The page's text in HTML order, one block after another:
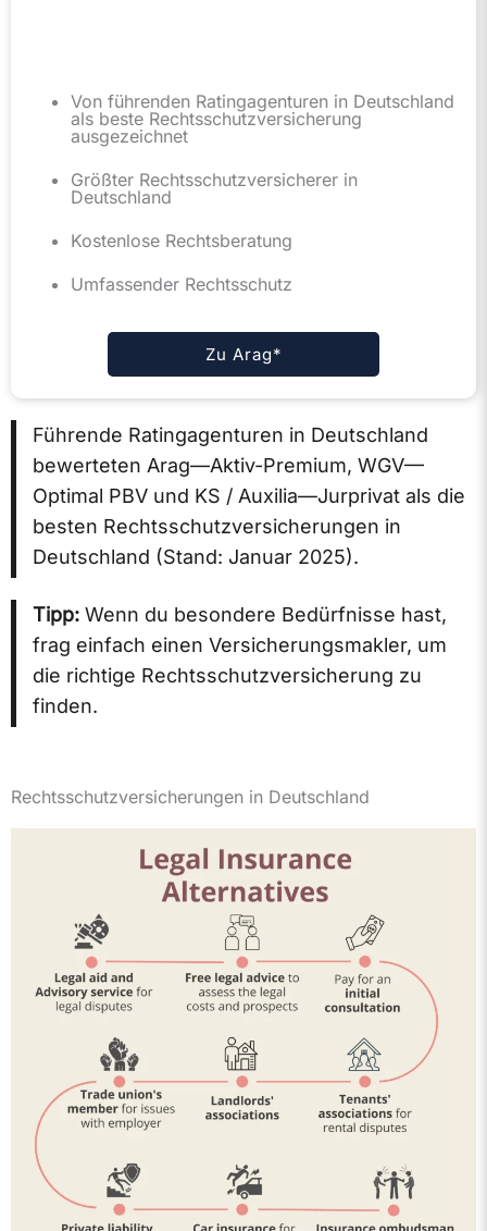
Von führenden Ratingagenturen in Deutschland
als beste Rechtsschutzversicherung
ausgezeichnet
Größter Rechtsschutzversicherer in
Deutschland
Kostenlose Rechtsberatung
Umfassender Rechtsschutz
Zu Arag*
Führende Ratingagenturen in Deutschland
bewerteten Arag—Aktiv-Premium, WGV—
Optimal PBV und KS / Auxilia—Jurprivat als die
besten Rechtsschutzversicherungen in
Deutschland (Stand: Januar 2025).
Tipp: Wenn du besondere Bedürfnisse hast,
frag einfach einen Versicherungsmakler, um
die richtige Rechtsschutzversicherung zu
finden.
Rechtsschutzversicherungen in Deutschland